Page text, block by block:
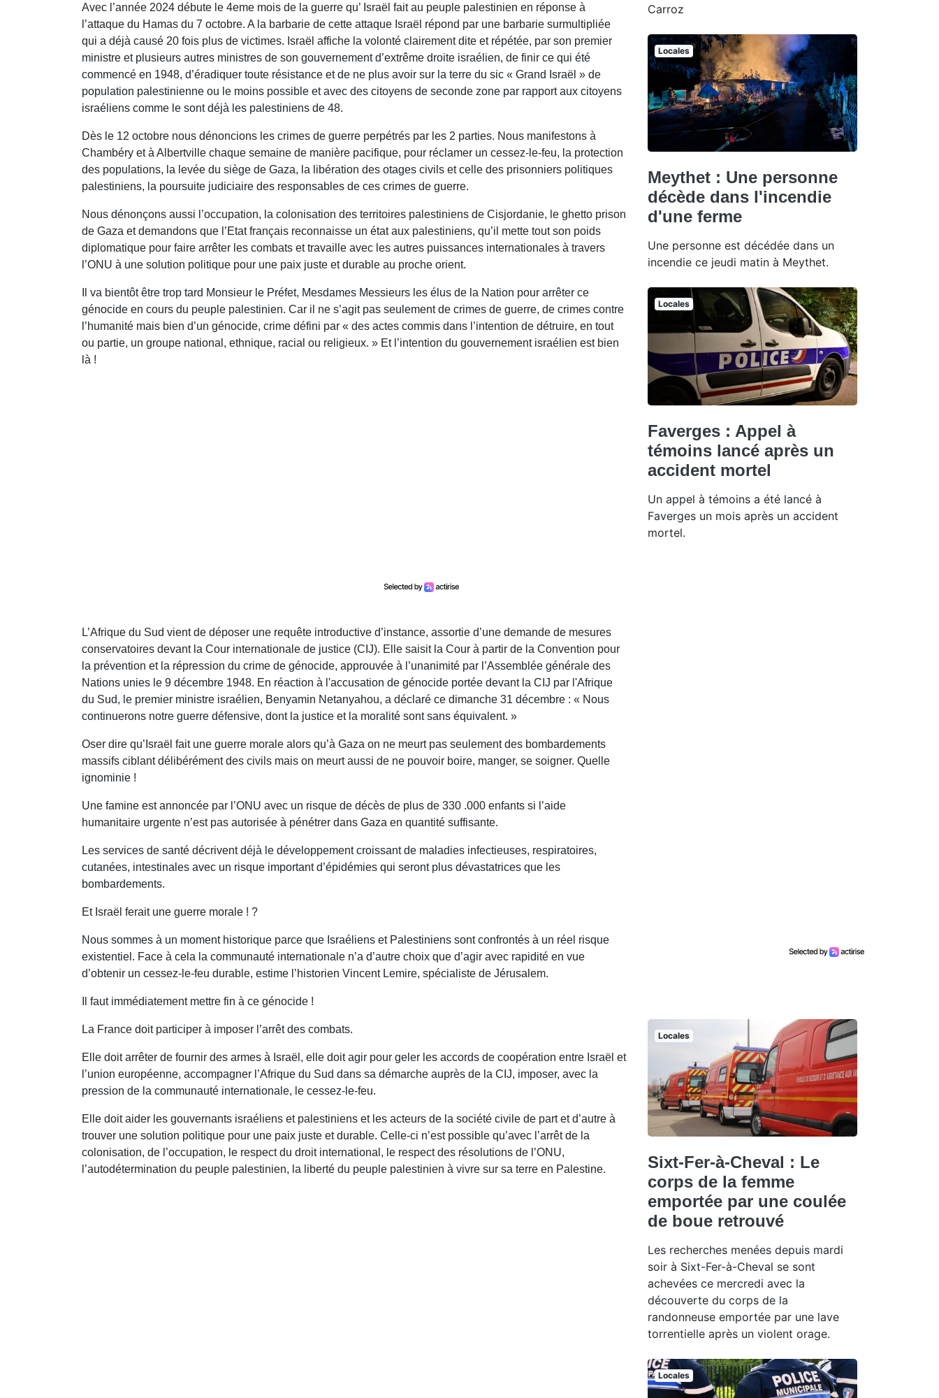
Avec l’année 2024 débute le 4eme mois de la guerre qu’ Israël fait au peuple palestinien en réponse à
l’attaque du Hamas du 7 octobre. A la barbarie de cette attaque Israël répond par une barbarie surmultipliée
qui a déjà causé 20 fois plus de victimes. Israël affiche la volonté clairement dite et répétée, par son premier
ministre et plusieurs autres ministres de son gouvernement d’extrême droite israélien, de finir ce qui été
commencé en 1948, d’éradiquer toute résistance et de ne plus avoir sur la terre du sic « Grand Israël » de
population palestinienne ou le moins possible et avec des citoyens de seconde zone par rapport aux citoyens
israéliens comme le sont déjà les palestiniens de 48.
Dès le 12 octobre nous dénoncions les crimes de guerre perpétrés par les 2 parties. Nous manifestons à
Chambéry et à Albertville chaque semaine de manière pacifique, pour réclamer un cessez-le-feu, la protection
des populations, la levée du siège de Gaza, la libération des otages civils et celle des prisonniers politiques
palestiniens, la poursuite judiciaire des responsables de ces crimes de guerre.
Nous dénonçons aussi l’occupation, la colonisation des territoires palestiniens de Cisjordanie, le ghetto prison
de Gaza et demandons que l’Etat français reconnaisse un état aux palestiniens, qu’il mette tout son poids
diplomatique pour faire arrêter les combats et travaille avec les autres puissances internationales à travers
l’ONU à une solution politique pour une paix juste et durable au proche orient.
Il va bientôt être trop tard Monsieur le Préfet, Mesdames Messieurs les élus de la Nation pour arrêter ce
génocide en cours du peuple palestinien. Car il ne s’agit pas seulement de crimes de guerre, de crimes contre
l’humanité mais bien d’un génocide, crime défini par « des actes commis dans l’intention de détruire, en tout
ou partie, un groupe national, ethnique, racial ou religieux. » Et l’intention du gouvernement israélien est bien
là !
L’Afrique du Sud vient de déposer une requête introductive d’instance, assortie d’une demande de mesures
conservatoires devant la Cour internationale de justice (CIJ). Elle saisit la Cour à partir de la Convention pour
la prévention et la répression du crime de génocide, approuvée à l’unanimité par l’Assemblée générale des
Nations unies le 9 décembre 1948. En réaction à l'accusation de génocide portée devant la CIJ par l'Afrique
du Sud, le premier ministre israélien, Benyamin Netanyahou, a déclaré ce dimanche 31 décembre : « Nous
continuerons notre guerre défensive, dont la justice et la moralité sont sans équivalent. »
Oser dire qu’Israël fait une guerre morale alors qu’à Gaza on ne meurt pas seulement des bombardements
massifs ciblant délibérément des civils mais on meurt aussi de ne pouvoir boire, manger, se soigner. Quelle
ignominie !
Une famine est annoncée par l’ONU avec un risque de décès de plus de 330 .000 enfants si l’aide
humanitaire urgente n’est pas autorisée à pénétrer dans Gaza en quantité suffisante.
Les services de santé décrivent déjà le développement croissant de maladies infectieuses, respiratoires,
cutanées, intestinales avec un risque important d’épidémies qui seront plus dévastatrices que les
bombardements.
Et Israël ferait une guerre morale ! ?
Nous sommes à un moment historique parce que Israéliens et Palestiniens sont confrontés à un réel risque
existentiel. Face à cela la communauté internationale n’a d’autre choix que d’agir avec rapidité en vue
d’obtenir un cessez-le-feu durable, estime l’historien Vincent Lemire, spécialiste de Jérusalem.
Il faut immédiatement mettre fin à ce génocide !
La France doit participer à imposer l’arrêt des combats.
Elle doit arrêter de fournir des armes à Israël, elle doit agir pour geler les accords de coopération entre Israël et
l’union européenne, accompagner l’Afrique du Sud dans sa démarche auprès de la CIJ, imposer, avec la
pression de la communauté internationale, le cessez-le-feu.
Elle doit aider les gouvernants israéliens et palestiniens et les acteurs de la société civile de part et d’autre à
trouver une solution politique pour une paix juste et durable. Celle-ci n’est possible qu’avec l’arrêt de la
colonisation, de l’occupation, le respect du droit international, le respect des résolutions de l’ONU,
l’autodétermination du peuple palestinien, la liberté du peuple palestinien à vivre sur sa terre en Palestine.
Carroz
Locales
Meythet : Une personne
décède dans l'incendie
d'une ferme
Une personne est décédée dans un
incendie ce jeudi matin à Meythet.
Locales
Faverges : Appel à
témoins lancé après un
accident mortel
Un appel à témoins a été lancé à
Faverges un mois après un accident
mortel.
Locales
Sixt-Fer-à-Cheval : Le
corps de la femme
emportée par une coulée
de boue retrouvé
Les recherches menées depuis mardi
soir à Sixt-Fer-à-Cheval se sont
achevées ce mercredi avec la
découverte du corps de la
randonneuse emportée par une lave
torrentielle après un violent orage.
Locales